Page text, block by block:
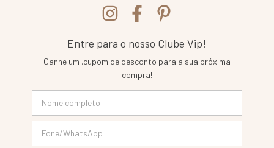
Entre para o nosso Clube Vip!
Ganhe um .cupom de desconto para a sua próxima
compra!